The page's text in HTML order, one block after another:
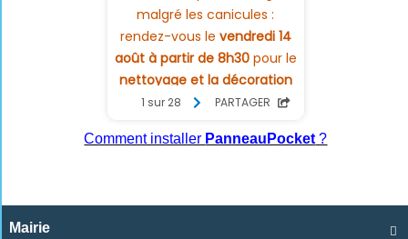
Comment installer PanneauPocket ?

Mairie